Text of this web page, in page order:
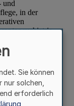
Sie können
solchen,
erforderlich